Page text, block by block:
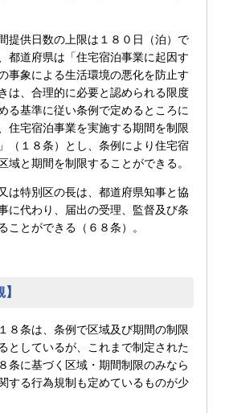
提供日数の上限は１８０日（泊）で
都道府県は「住宅宿泊事業に起因す
事象による生活環境の悪化を防止す
は、合理的に必要と認められる限度
る基準に従い条例で定めるところに
住宅宿泊事業を実施する期間を制限
（１８条）とし、条例により住宅宿
域と期間を制限することができる。
は特別区の長は、都道府県知事と協
に代わり、届出の受理、監督及び条
ことができる（６８条）。
条は、条例で区域及び期間の制限
としているが、これまで制定された
条に基づく区域・期間制限のみなら
する行為規制も定めているものが少